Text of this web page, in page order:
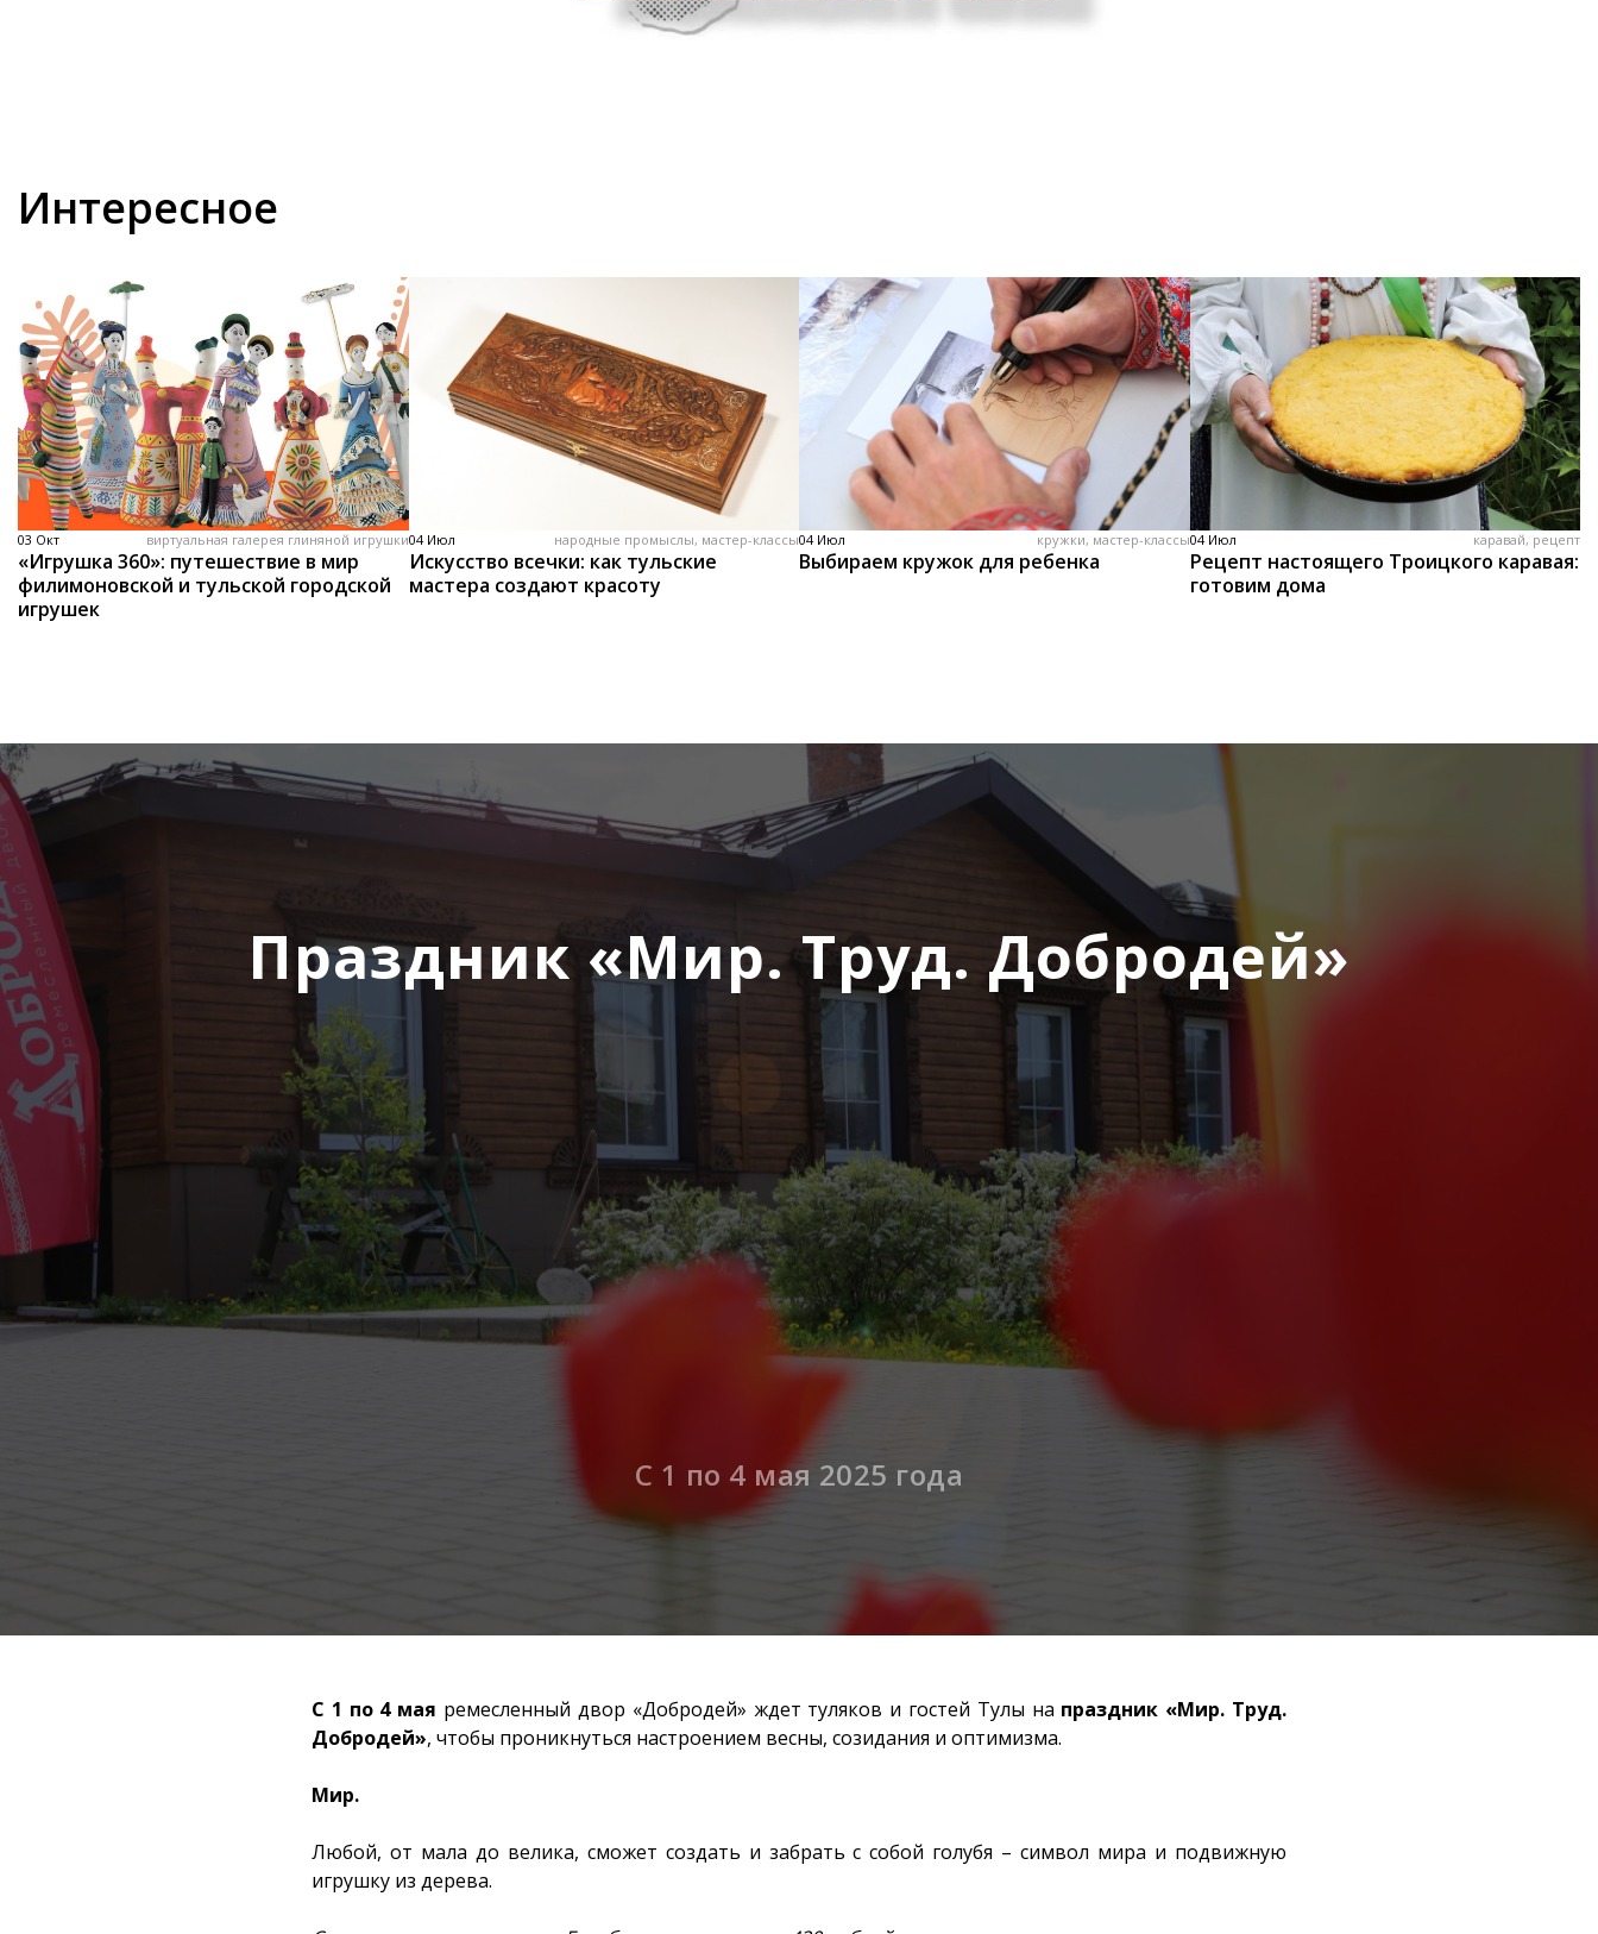
Интересное
03 Окт виртуальная галерея глиняной игрушки
«Игрушка 360»: путешествие в мир
филимоновской и тульской городской
игрушек
04 Июл народные промыслы, мастер-классы
Искусство всечки: как тульские
мастера создают красоту
04 Июл кружки, мастер-классы
Выбираем кружок для ребенка
04 Июл каравай, рецепт
Рецепт настоящего Троицкого каравая:
готовим дома
С 1 по 4 мая 2025 года
Праздник «Мир. Труд. Добродей»
С 1 по 4 мая ремесленный двор «Добродей» ждет туляков и гостей Тулы на праздник «Мир. Труд.
Добродей», чтобы проникнуться настроением весны, созидания и оптимизма.
Мир.
Любой, от мала до велика, сможет создать и забрать с собой голубя – символ мира и подвижную
игрушку из дерева.